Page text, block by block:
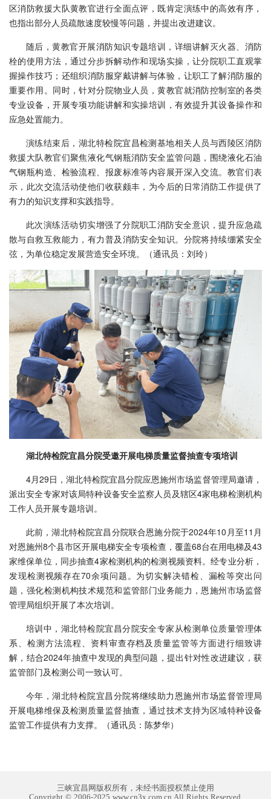
区消防救援大队黄教官进行全面点评，既肯定演练中的高效有序，
也指出部分人员疏散速度较慢等问题，并提出改进建议。
随后，黄教官开展消防知识专题培训，详细讲解灭火器、消防
栓的使用方法，通过分步拆解动作和现场实操，让分院职工直观掌
握操作技巧；还组织消防服穿戴讲解与体验，让职工了解消防服的
重要作用。同时，针对分院物业人员，黄教官就消防控制室的各类
专业设备，开展专项功能讲解和实操培训，有效提升其设备操作和
应急处置能力。
演练结束后，湖北特检院宜昌检测基地相关人员与西陵区消防
救援大队教官们聚焦液化气钢瓶消防安全监管问题，围绕液化石油
气钢瓶构造、检验流程、报废标准等内容展开深入交流。教官们表
示，此次交流活动使他们收获颇丰，为今后的日常消防工作提供了
有力的知识支撑和实践指导。
此次演练活动切实增强了分院职工消防安全意识，提升应急疏
散与自救互救能力，有力普及消防安全知识。分院将持续绷紧安全
弦，为单位稳定发展营造安全环境。（通讯员：刘玲）
湖北特检院宜昌分院受邀开展电梯质量监督抽查专项培训
4月29日，湖北特检院宜昌分院应恩施州市场监督管理局邀请，
派出安全专家对该局特种设备安全监察人员及辖区4家电梯检测机构
工作人员开展专题培训。
此前，湖北特检院宜昌分院联合恩施分院于2024年10月至11月
对恩施州8个县市区开展电梯安全专项检查，覆盖68台在用电梯及43
家维保单位，同步抽查4家检测机构的检测视频资料。经专业分析，
发现检测视频存在70余项问题。为切实解决错检、漏检等突出问
题，强化检测机构技术规范和监管部门业务能力，恩施州市场监督
管理局组织开展了本次培训。
培训中，湖北特检院宜昌分院安全专家从检测单位质量管理体
系、检测方法流程、资料审查存档及质量监管等方面进行细致讲
解，结合2024年抽查中发现的典型问题，提出针对性改进建议，获
监管部门及检测公司一致认可。
今年，湖北特检院宜昌分院将继续助力恩施州市场监督管理局
开展电梯维保及检测质量监督抽查，通过技术支持为区域特种设备
监管工作提供有力支撑。（通讯员：陈梦华）
三峡宜昌网版权所有，未经书面授权禁止使用
Copyright © 2006-2025 www.cn3x.com.cn All Rights Reserved.